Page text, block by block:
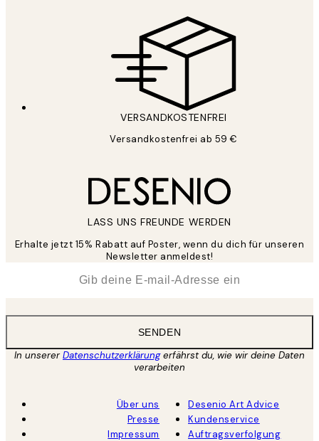
VERSANDKOSTENFREI
Versandkostenfrei ab 59 €
LASS UNS FREUNDE WERDEN
Erhalte jetzt 15% Rabatt auf Poster, wenn du dich für unseren
Newsletter anmeldest!
SENDEN
In unsererDatenschutzerklärungerfährst du, wie wir deine Daten
verarbeiten
Über uns
Presse
Impressum
Desenio Art Advice
Kundenservice
Auftragsverfolgung